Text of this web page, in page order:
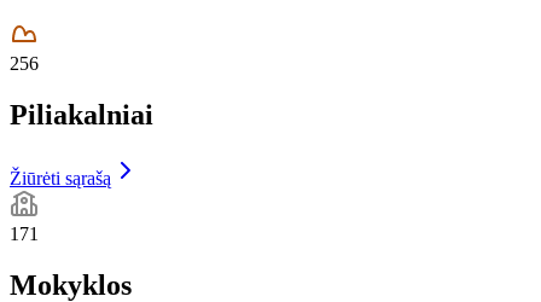
256
Piliakalniai
Žiūrėti sąrašą
171
Mokyklos